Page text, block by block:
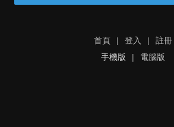
首頁 | 登入 |
註冊
手機版
| 電腦版